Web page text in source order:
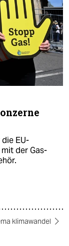
EU-
der Gas-
klimawandel